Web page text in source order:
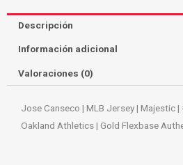
Descripción
Información adicional
Valoraciones (0)
Jose Canseco | MLB Jersey | Majestic |
Oakland Athletics | Gold Flexbase